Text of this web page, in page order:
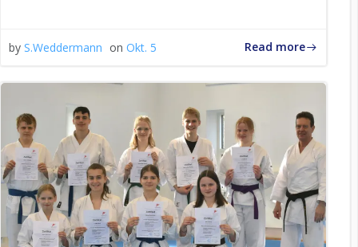
by S.Weddermann on Okt. 5 Read more